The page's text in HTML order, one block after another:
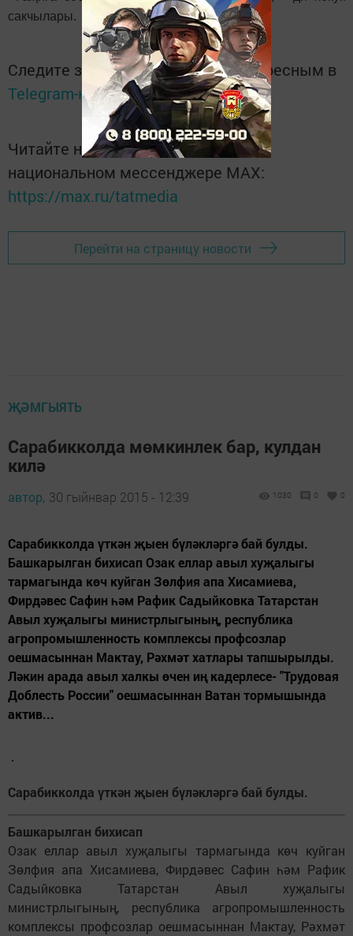
сакчылары.
Следите за самым важным и интересным в
Telegram-каналеТатмедиа
Читайте новости Татарстана в
национальном мессенджере MАХ:
https://max.ru/tatmedia
Перейти на страницу новости
ҖӘМГЫЯТЬ
Сарабикколда мөмкинлек бар, кулдан
килә
автор, 30 гыйнвар 2015 - 12:39 1030 0 0
Сарабикколда үткән җыен бүләкләргә бай булды.
Башкарылган бихисап Озак еллар авыл хуҗалыгы
тармагында көч куйган Зөлфия апа Хисамиева,
Фирдәвес Сафин һәм Рафик Садыйковка Татарстан
Авыл хуҗалыгы министрлыгының, республика
агропромышленность комплексы профсозлар
оешмасыннан Мактау, Рәхмәт хатлары тапшырылды.
Ләкин арада авыл халкы өчен иң кадерлесе- "Трудовая
Доблесть России" оешмасыннан Ватан тормышында
актив...
Сарабикколда үткән җыен бүләкләргә бай булды.
Башкарылган бихисап
Озак еллар авыл хуҗалыгы тармагында көч куйган
Зөлфия апа Хисамиева, Фирдәвес Сафин һәм Рафик
Садыйковка Татарстан Авыл хуҗалыгы
министрлыгының, республика агропромышленность
комплексы профсозлар оешмасыннан Мактау, Рәхмәт